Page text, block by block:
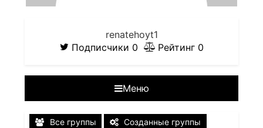
renatehoyt1
Подписчики 0 Рейтинг 0
Меню
Все группы Созданные группы